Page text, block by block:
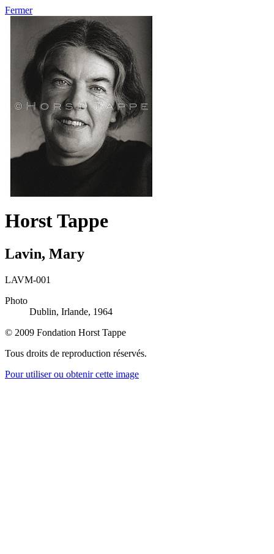
Fermer
Horst Tappe
Lavin, Mary
LAVM-001
Photo
Dublin, Irlande, 1964
© 2009 Fondation Horst Tappe
Tous droits de reproduction réservés.
Pour utiliser ou obtenir cette image